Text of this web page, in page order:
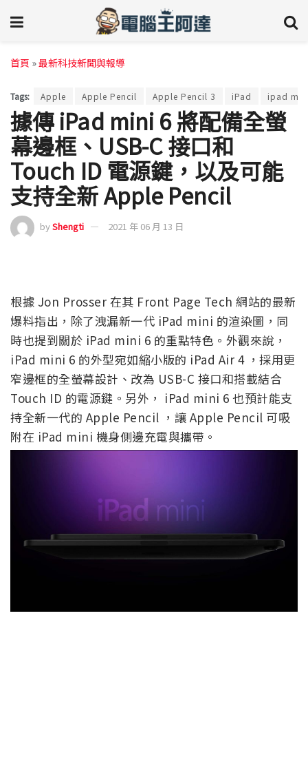
首頁 »最新科技新聞與報導
Tags: Apple Apple Pencil Apple Pencil 3 iPad ipad
據傳 iPad mini 6 將配備全螢
幕邊框、USB-C 接口和
Touch ID 電源鍵，以及可能
支持全新 Apple Pencil
byShengti 2021 年 06 月 13 日
根據 Jon Prosser 在其 Front Page Tech 網站的最新
爆料指出，除了洩漏新一代 iPad mini 的渲染圖，同
時也提到關於 iPad mini 6 的重點特色。外觀來說，
iPad mini 6 的外型宛如縮小版的 iPad Air 4 ，採用更
窄邊框的全螢幕設計、改為 USB-C 接口和搭載結合
Touch ID 的電源鍵。另外， iPad mini 6 也預計能支
持全新一代的 Apple Pencil ，讓 Apple Pencil 可吸
附在 iPad mini 機身側邊充電與攜帶。